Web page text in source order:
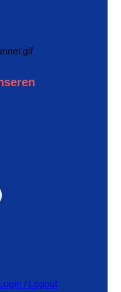
/ Logout